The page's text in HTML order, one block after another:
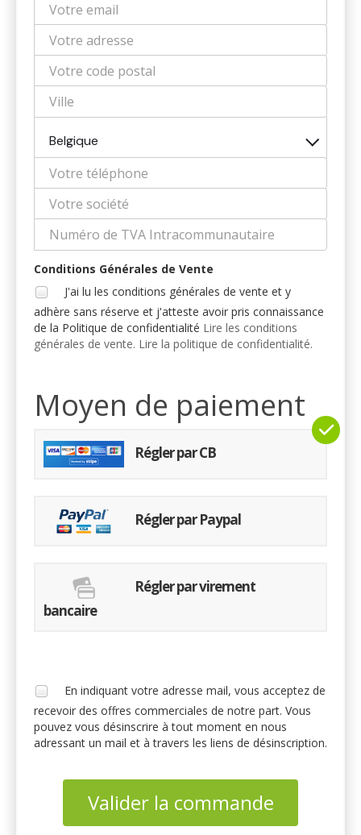
Belgique
Conditions Générales de Vente
J'ai lu les conditions générales de vente et y
adhère sans réserve et j'atteste avoir pris connaissance
de la Politique de confidentialité Lire les conditions
générales de vente. Lire la politique de confidentialité.
Moyen de paiement
Régler par CB
Régler par Paypal
Régler par virement
bancaire
En indiquant votre adresse mail, vous acceptez de
recevoir des offres commerciales de notre part. Vous
pouvez vous désinscrire à tout moment en nous
adressant un mail et à travers les liens de désinscription.
Valider la commande